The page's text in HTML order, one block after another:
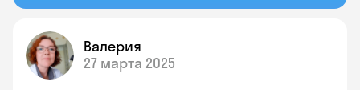
Валерия
27 марта 2025